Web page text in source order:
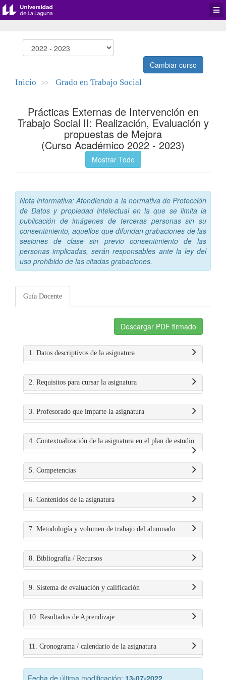
Cambiar curso
Inicio >> Grado en Trabajo Social
Prácticas Externas de Intervención en
Trabajo Social II: Realización, Evaluación y
propuestas de Mejora
(Curso Académico 2022 - 2023)
Mostrar Todo
Nota informativa: Atendiendo a la normativa de Protección
de Datos y propiedad intelectual en la que se limita la
publicación de imágenes de terceras personas sin su
consentimiento, aquellos que difundan grabaciones de las
sesiones de clase sin previo consentimiento de las
personas implicadas, serán responsables ante la ley del
uso prohibido de las citadas grabaciones.
Guía Docente
Descargar PDF firmado
1. Datos descriptivos de la asignatura
2. Requisitos para cursar la asignatura
3. Profesorado que imparte la asignatura
4. Contextualización de la asignatura en el plan de estudio
5. Competencias
6. Contenidos de la asignatura
7. Metodología y volumen de trabajo del alumnado
8. Bibliografía / Recursos
9. Sistema de evaluación y calificación
10. Resultados de Aprendizaje
11. Cronograma / calendario de la asignatura
Fecha de última modificación: 13-07-2022